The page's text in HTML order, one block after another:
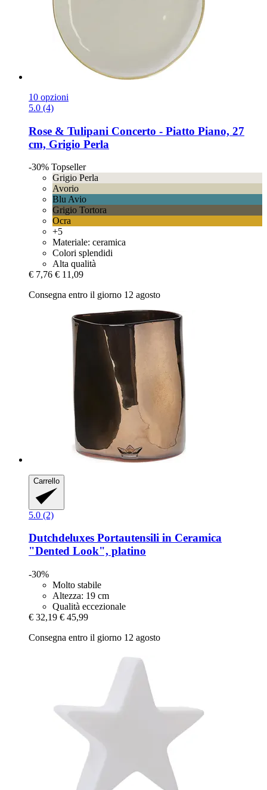
10 opzioni
5.0 (4)
Rose & Tulipani Concerto -​ Piatto Piano, 27
cm, Grigio Perla
-30% Topseller
Grigio Perla
Avorio
Blu Avio
Grigio Tortora
Ocra
+5
Materiale: ceramica
Colori splendidi
Alta qualità
€ 7,76 € 11,09
Consegna entro il giorno 12 agosto
Carrello
5.0 (2)
Dutchdeluxes Portautensili in Ceramica
"Dented Look", platino
-30%
Molto stabile
Altezza: 19 cm
Qualità eccezionale
€ 32,19 € 45,99
Consegna entro il giorno 12 agosto